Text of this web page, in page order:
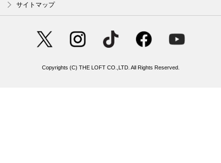
サイトマップ
Copyrights (C) THE LOFT CO.,LTD. All Rights Reserved.